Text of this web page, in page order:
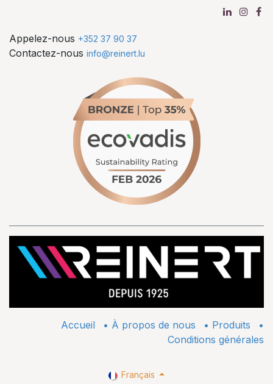
Appelez-nous +352 37 90 37
Contactez-nous info@reinert.lu
Accueil • À propos de nous • ​Produits
•
Conditions générales
Français